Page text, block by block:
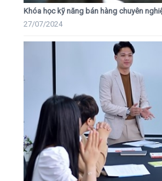
Khóa học kỹ năng bán hàng chuyên
27/07/2024